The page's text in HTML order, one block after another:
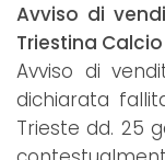
Avviso di
Triestina Calcio
Avviso di
dichiarata
Trieste dd. 25